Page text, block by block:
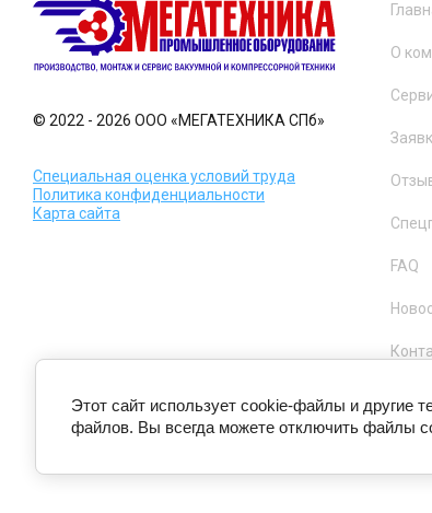
© 2022 - 2026 ООО «МЕГАТЕХНИКА СПб»
Специальная оценка условий труда
Политика конфиденциальности
Карта сайта
О
FAQ
Этот сайт использует cookie-файлы и другие
файлов. Вы всегда можете отключить файлы